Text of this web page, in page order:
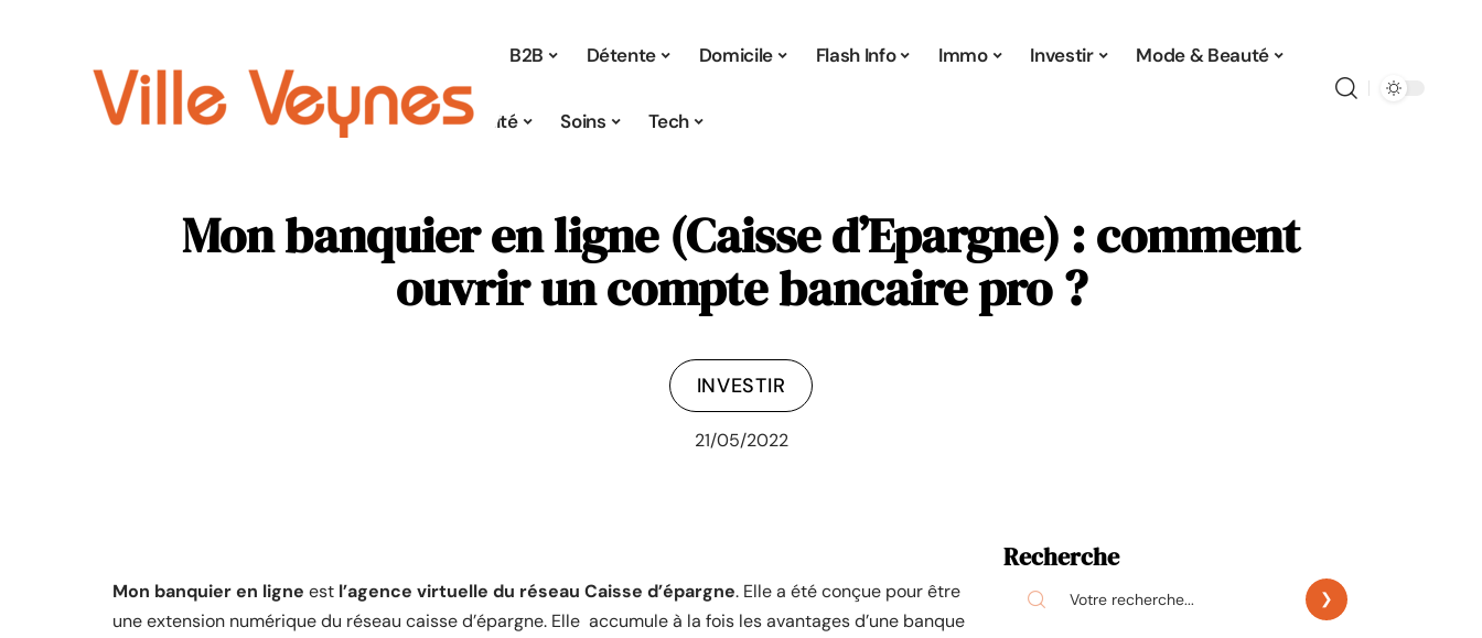
B2B Détente Domicile Flash Info Immo Investir Mode & Beauté
Parentalité Soins Tech
Mon banquier en ligne (Caisse d’Epargne) : comment
ouvrir un compte bancaire pro ?
INVESTIR
21/05/2022
Mon banquier en ligne est l’agence virtuelle du réseau Caisse d’épargne. Elle a été conçue pour être
une extension numérique du réseau caisse d’épargne. Elle accumule à la fois les avantages d’une banque
Recherche